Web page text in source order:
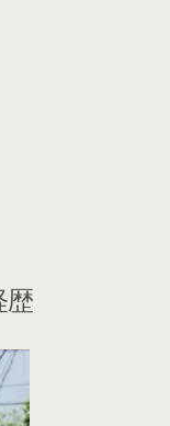
歴